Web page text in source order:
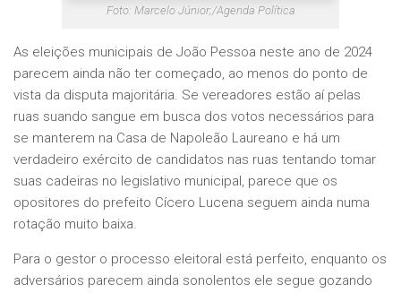
Foto: Marcelo Júnior;/Agenda Política
As eleições municipais de João Pessoa neste ano de 2024
parecem ainda não ter começado, ao menos do ponto de
vista da disputa majoritária. Se vereadores estão aí pelas
ruas suando sangue em busca dos votos necessários para
se manterem na Casa de Napoleão Laureano e há um
verdadeiro exército de candidatos nas ruas tentando tomar
suas cadeiras no legislativo municipal, parece que os
opositores do prefeito Cícero Lucena seguem ainda numa
rotação muito baixa.
Para o gestor o processo eleitoral está perfeito, enquanto os
adversários parecem ainda sonolentos ele segue gozando